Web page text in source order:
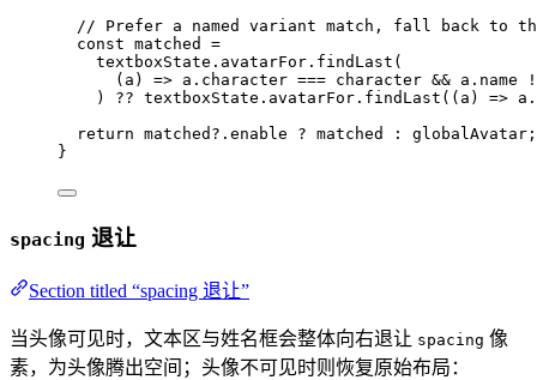
// Prefer a named variant match, fall back to
const matched
=
textboxState . avatarFor . findLast (
( a ) => a . character === character && a . name
)
?? textboxState . avatarFor . findLast ( ( a ) => a .
return matched ?. enable ? matched :
globalAvatar;
}
spacing 退让
Section titled “spacing 退让”
当头像可见时，文本区与姓名框会整体向右退让 spacing 像
素，为头像腾出空间；头像不可见时则恢复原始布局：